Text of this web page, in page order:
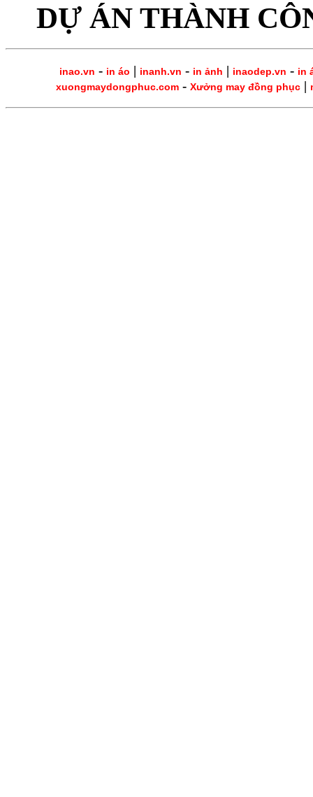
DỰ ÁN THÀNH
inao.vn - in áo | inanh.vn - in ảnh | inaodep.vn - in
xuongmaydongphuc.com- Xưởng may đồng phục|